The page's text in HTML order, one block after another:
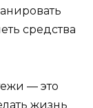
средства
— это
жизнь